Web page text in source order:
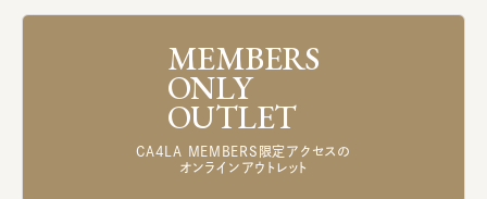
MEMBERS
ONLY
OUTLET
CA4LA MEMBERS限定アクセスの
オンラインアウトレット